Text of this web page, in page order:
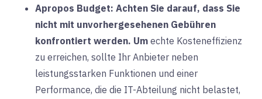
Apropos Budget: Achten Sie darauf, dass Sie
nicht mit unvorhergesehenen Gebühren
konfrontiert werden. Um echte Kosteneffizienz
zu erreichen, sollte Ihr Anbieter neben
leistungsstarken Funktionen und einer
Performance, die die IT-Abteilung nicht belastet,